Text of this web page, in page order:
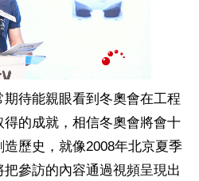
待能親眼看到冬奧會在工程
得的成就，相信冬奧會將會十
歷史，就像2008年北京夏季
參訪的內容通過視頻呈現出